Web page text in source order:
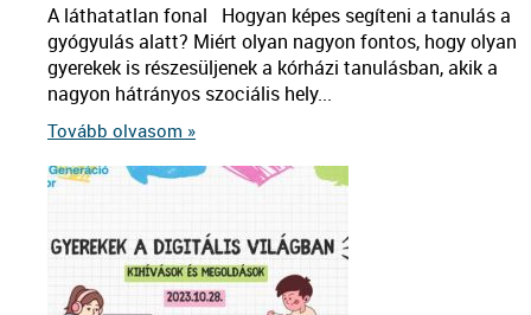
A láthatatlan fonal Hogyan képes segíteni a tanulás a
gyógyulás alatt? Miért olyan nagyon fontos, hogy olyan
gyerekek is részesüljenek a kórházi tanulásban, akik a
nagyon hátrányos szociális hely...
Tovább olvasom »